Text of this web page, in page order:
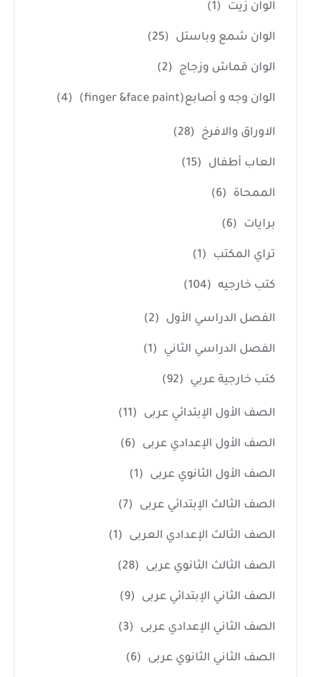
الوان زيت (1)
الوان شمع وباستل (25)
الوان قماش وزجاج (2)
الوان وجه و أصابع(finger &face paint) (4)
الاوراق والافرخ (28)
العاب أطفال (15)
الممحاة (6)
برايات (6)
تراي المكتب (1)
كتب خارجيه (104)
الفصل الدراسي الأول (2)
الفصل الدراسي الثاني (1)
كتب خارجية عربي (92)
الصف الأول الإبتدائي عربى (11)
الصف الأول الإعدادي عربى (6)
الصف الأول الثانوي عربى (1)
الصف الثالث الإبتدائي عربى (7)
الصف الثالث الإعدادي العربى (1)
الصف الثالث الثانوي عربى (28)
الصف الثاني الإبتدائي عربى (9)
الصف الثاني الإعدادي عربى (3)
الصف الثاني الثانوي عربى (6)